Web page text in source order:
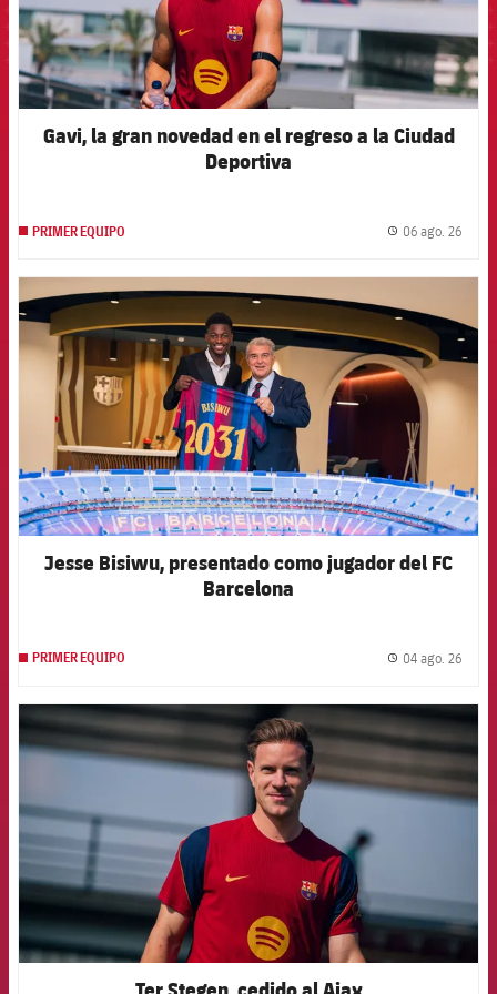
Gavi, la gran novedad en el regreso a la Ciudad
Deportiva
PRIMER EQUIPO 06 ago. 26
Jesse Bisiwu, presentado como jugador del FC
Barcelona
PRIMER EQUIPO 04 ago. 26
FCB Barcelona badge